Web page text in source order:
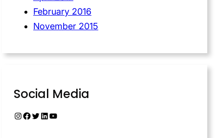
February 2016
November 2015
Social Media